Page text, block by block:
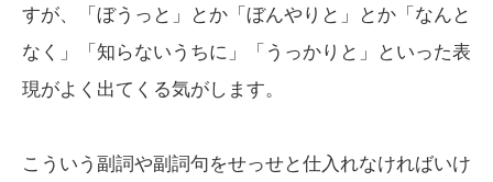
すが、「ぼうっと」とか「ぼんやりと」とか「なんと
なく」「知らないうちに」「うっかりと」といった表
現がよく出てくる気がします。
こういう副詞や副詞句をせっせと仕入れなければいけ